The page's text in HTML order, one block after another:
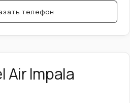
телефон
Air Impala